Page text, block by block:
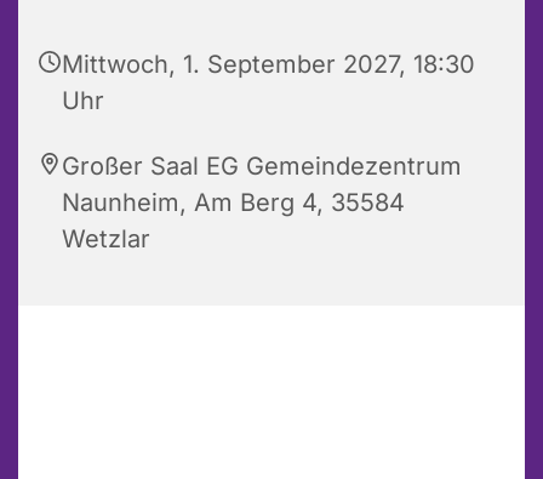
Mittwoch, 1. September 2027, 18:30
Uhr
Großer Saal EG Gemeindezentrum
Naunheim, Am Berg 4, 35584
Wetzlar